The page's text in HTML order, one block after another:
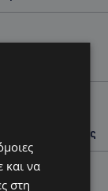
οδοφράγματα
οι δράσεις
και να
στη